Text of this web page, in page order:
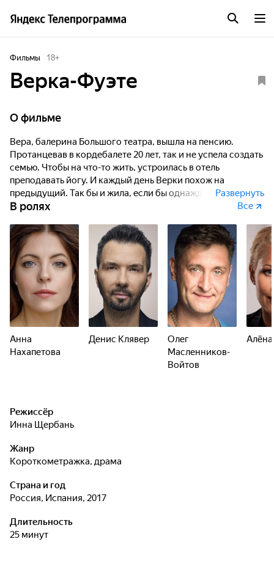
Фильмы 18+
Верка-Фуэте
О фильме
Вера, балерина Большого театра, вышла на пенсию.
Протанцевав в кордебалете 20 лет, так и не успела создать
семью. Чтобы на что-то жить, устроилась в отель
преподавать йогу. И каждый день Верки похож на
предыдущий. Так бы и жила, если бы однажды в их город
не приехал экспериментальный испанский театр
Развернуть
В ролях Все
Анна
Нахапетова
Денис Клявер
Олег
Масленников-
Войтов
Режиссёр
Инна Щербань
Жанр
короткометражка, драма
Страна и год
Россия, Испания, 2017
Длительность
25 минут